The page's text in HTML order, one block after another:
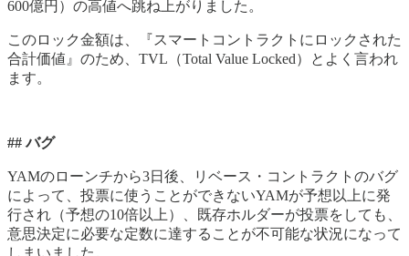
600億円）の高値へ跳ね上がりました。
このロック金額は、『スマートコントラクトにロックされた
合計価値』のため、TVL（Total Value Locked）とよく言われ
ます。
## バグ
YAMのローンチから3日後、リベース・コントラクトのバグ
によって、投票に使うことができないYAMが予想以上に発
行され（予想の10倍以上）、既存ホルダーが投票をしても、
意思決定に必要な定数に達することが不可能な状況になって
しまいました。